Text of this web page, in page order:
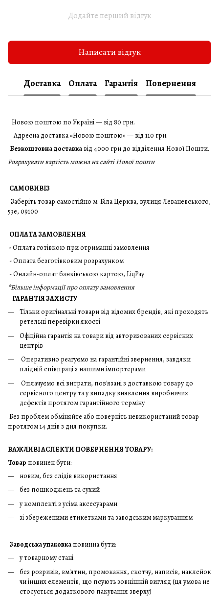
Додайте перший відгук
Написати відгук
Доставка Оплата Гарантія Повернення
Новою поштою по Україні — від 80 грн.
Адресна доставка «Новою поштою» — від 110 грн.
Безкоштовна доставка від 4000 грн до відділення Нової Пошти.
Розрахувати вартість можна на сайті Нової пошти
САМОВИВІЗ
Заберіть товар самостійно м. Біла Церква, вулиця Леваневського,
53е, 09100
ОПЛАТА ЗАМОВЛЕННЯ
-Оплата готівкою при отриманні замовлення
- Оплата безготівковим розрахунком
- Онлайн-оплат банківською картою, LiqPay
*Більше інформації про оплату замовлення
ГАРАНТІЯ ЗАХИСТУ
Тільки оригінальні товари від відомих брендів, які проходять
ретельні перевірки якості
Офіційна гарантія на товари від авторизованих сервісних
центрів
Оперативно реагуємо на гарантійні звернення, завдяки
плідній співпраці з нашими імпортерами
Оплачуємо всі витрати, пов'язані з доставкою товару до
сервісного центру та у випадку виявлення виробничих
дефектів протягом гарантійного терміну
Без проблем обміняйте або поверніть невикористаний товар
протягом 14 днів з дня покупки.
ВАЖЛИВІ АСПЕКТИ ПОВЕРНЕННЯ ТОВАРУ:
Товар повинен бути:
новим, без слідів використання
без пошкоджень та сухий
у комплекті з усіма аксесуарами
зі збереженими етикетками та заводським маркуванням
Заводська упаковка повинна бути:
у товарному стані
без розривів, вм'ятин, промокання, скотчу, написів, наклейок
чи інших елементів, що псують зовнішній вигляд (ця умова не
стосується додаткового пакування зверху)